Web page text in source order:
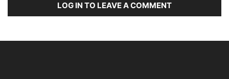
LOG IN TO LEAVE A COMMENT